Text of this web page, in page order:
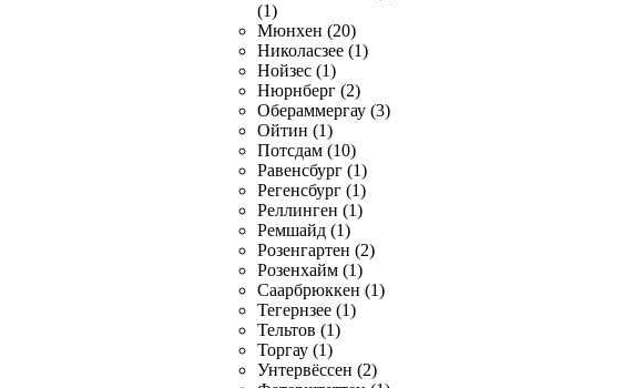
(1)
Мюнхен (20)
Николасзее (1)
Нойзес (1)
Нюрнберг (2)
Обераммергау (3)
Ойтин (1)
Потсдам (10)
Равенсбург (1)
Регенсбург (1)
Реллинген (1)
Ремшайд (1)
Розенгартен (2)
Розенхайм (1)
Саарбрюккен (1)
Тегернзее (1)
Тельтов (1)
Торгау (1)
Унтервёссен (2)